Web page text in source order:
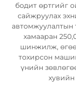
бодит өртгийг
сайжруулах
автомжуулалтын
хамааран
шинжилж,
тохирсон
үнийн
хувийн